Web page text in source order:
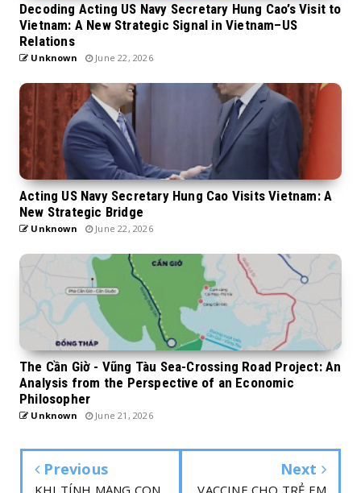
Decoding Acting US Navy Secretary Hung Cao’s Visit to
Vietnam: A New Strategic Signal in Vietnam–US
Relations
Unknown June 22, 2026
Acting US Navy Secretary Hung Cao Visits Vietnam: A
New Strategic Bridge
Unknown June 22, 2026
The Cần Giờ - Vũng Tàu Sea-Crossing Road Project: An
Analysis from the Perspective of an Economic
Philosopher
Unknown June 21, 2026
Previous
KHI TÍNH MẠNG CON
Next
VACCINE CHO TRẺ EM